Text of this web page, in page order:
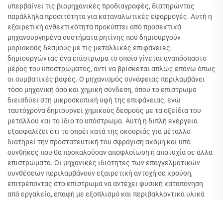
υπερβαίνει τις βιομηχανικές προδιαγραφές, διατηρώντας
παράλληλα προσιτότητα για καταναλωτικές εφαρμογές. Αυτή η
εξαιρετική ανθεκτικότητα προκύπτει από προσεκτικά
μηχανουργημένα συστήματα ρητίνης που δημιουργούν
μοριακούς δεσμούς με τις μεταλλικές επιφάνειες,
δημιουργώντας ένα επίστρωμα το οποίο γίνεται αναπόσπαστο
μέρος του υποστρώματος, αντί να βρίσκεται απλώς επάνω όπως
οι συμβατικές βαφές. Ο μηχανισμός συνάφειας περιλαμβάνει
τόσο μηχανική όσο και χημική σύνδεση, όπου το επίστρωμα
διεισδύει στη μικροσκοπική υφή της επιφάνειας, ενώ
ταυτόχρονα δημιουργεί χημικούς δεσμούς με τα οξείδια του
μετάλλου και το ίδιο το υπόστρωμα. Αυτή η διπλή ενέργεια
εξασφαλίζει ότι το σπρέι κατά της σκουριάς για μέταλλο
διατηρεί την προστατευτική του σφράγιση ακόμη και υπό
συνθήκες που θα προκαλούσαν αποφλοίωση ή αποτυχία σε άλλα
επιστρώματα. Οι μηχανικές ιδιότητες των επαγγελματικών
συνθέσεων περιλαμβάνουν εξαιρετική αντοχή σε κρούση,
επιτρέποντας στο επίστρωμα να αντέχει φυσική καταπόνηση
από εργαλεία, επαφή με εξοπλισμό και περιβαλλοντικά υλικά